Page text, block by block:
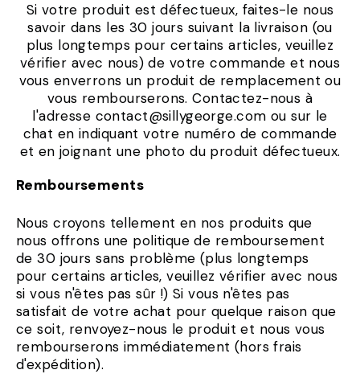
Si votre produit est défectueux, faites-le nous
savoir dans les 30 jours suivant la livraison (ou
plus longtemps pour certains articles, veuillez
vérifier avec nous) de votre commande et nous
vous enverrons un produit de remplacement ou
vous rembourserons. Contactez-nous à
l'adresse contact@sillygeorge.com ou sur le
chat en indiquant votre numéro de commande
et en joignant une photo du produit défectueux.
Remboursements
Nous croyons tellement en nos produits que
nous offrons une politique de remboursement
de 30 jours sans problème (plus longtemps
pour certains articles, veuillez vérifier avec nous
si vous n'êtes pas sûr !) Si vous n'êtes pas
satisfait de votre achat pour quelque raison que
ce soit, renvoyez-nous le produit et nous vous
rembourserons immédiatement (hors frais
d'expédition).